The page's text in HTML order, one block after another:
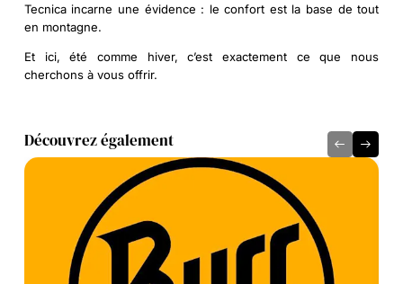
Tecnica incarne une évidence : le confort est la base de tout
en montagne.
Et ici, été comme hiver, c’est exactement ce que nous
cherchons à vous offrir.
Découvrez également